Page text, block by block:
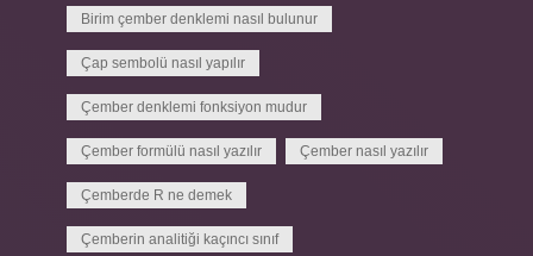
Birim çember denklemi nasıl bulunur
Çap sembolü nasıl yapılır
Çember denklemi fonksiyon mudur
Çember formülü nasıl yazılır Çember nasıl yazılır
Çemberde R ne demek
Çemberin analitiği kaçıncı sınıf